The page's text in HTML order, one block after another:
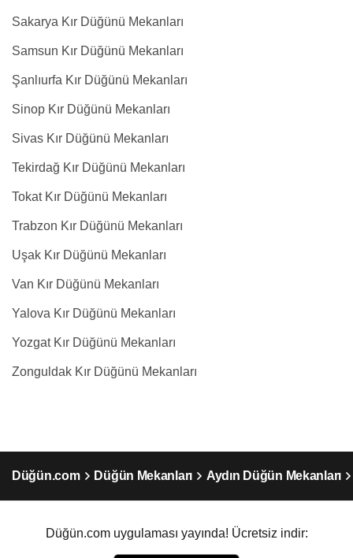
Sakarya Kır Düğünü Mekanları
Samsun Kır Düğünü Mekanları
Şanlıurfa Kır Düğünü Mekanları
Sinop Kır Düğünü Mekanları
Sivas Kır Düğünü Mekanları
Tekirdağ Kır Düğünü Mekanları
Tokat Kır Düğünü Mekanları
Trabzon Kır Düğünü Mekanları
Uşak Kır Düğünü Mekanları
Van Kır Düğünü Mekanları
Yalova Kır Düğünü Mekanları
Yozgat Kır Düğünü Mekanları
Zonguldak Kır Düğünü Mekanları
Düğün.com Düğün Mekanları Aydın Düğün Mekanları
Düğün.com uygulaması yayında! Ücretsiz indir: